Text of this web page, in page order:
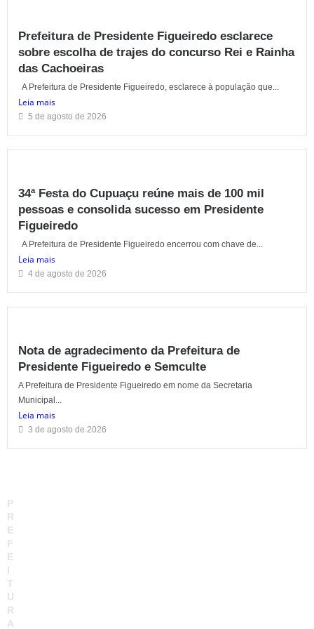
Prefeitura de Presidente Figueiredo esclarece
sobre escolha de trajes do concurso Rei e Rainha
das Cachoeiras
A Prefeitura de Presidente Figueiredo, esclarece à população que...
Leia mais
5 de agosto de 2026
34ª Festa do Cupuaçu reúne mais de 100 mil
pessoas e consolida sucesso em Presidente
Figueiredo
A Prefeitura de Presidente Figueiredo encerrou com chave de...
Leia mais
4 de agosto de 2026
Nota de agradecimento da Prefeitura de
Presidente Figueiredo e Semculte
A Prefeitura de Presidente Figueiredo em nome da Secretaria
Municipal...
Leia mais
3 de agosto de 2026
P
R
E
F
E
I
T
U
R
A